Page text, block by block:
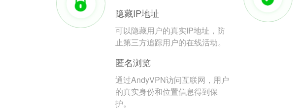
隐藏IP地址
可以隐藏用户的真实IP地址，防
止第三方追踪用户的在线活动。
匿名浏览
通过AndyVPN访问互联网，用户
的真实身份和位置信息得到保
护。